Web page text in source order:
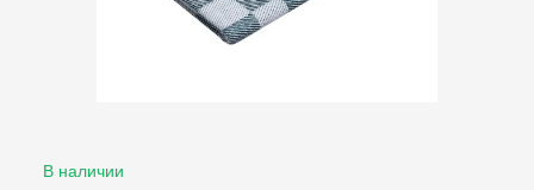
В наличии